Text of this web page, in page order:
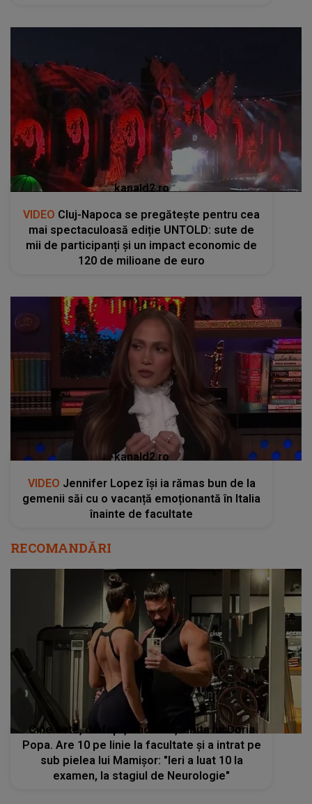
kanald2.ro
VIDEO Cluj-Napoca se pregătește pentru cea
mai spectaculoasă ediție UNTOLD: sute de
mii de participanți și un impact economic de
120 de milioane de euro
kanald2.ro
VIDEO Jennifer Lopez își ia rămas bun de la
gemenii săi cu o vacanță emoționantă în Italia
înainte de facultate
RECOMANDĂRI
Cine este, de fapt, Andreea, iubita lui Doria
Popa. Are 10 pe linie la facultate și a intrat pe
sub pielea lui Mamișor: "Ieri a luat 10 la
examen, la stagiul de Neurologie"